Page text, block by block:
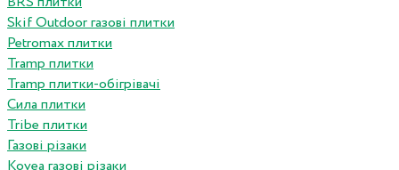
Skif Outdoor газові плитки
Petromax плитки
Tramp плитки
Tramp плитки-обігрівачі
Сила плитки
Tribe плитки
Газові різаки